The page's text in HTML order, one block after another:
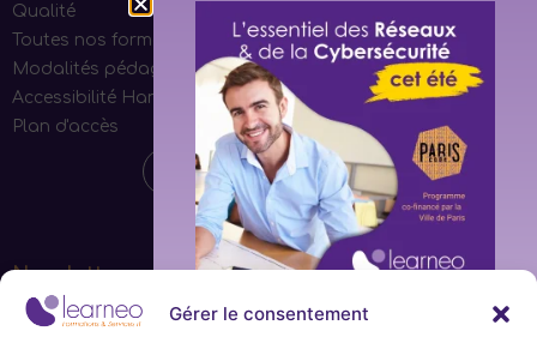
Gérer le consentement
Qualité
Toutes nos formations
Modalités pédagogiques
Accessibilité Handicap
Plan d'accès
Newsletter
Ne manquez aucune actualité de la part de Learneo